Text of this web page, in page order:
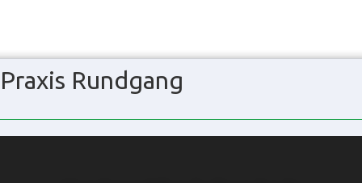
Praxis Rundgang